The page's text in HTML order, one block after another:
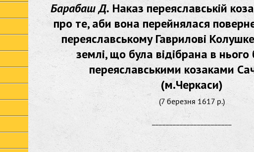
Барабаш Д. Наказ переяславській
про те, аби вона перейнялася
переяславському Гаврилові
землі, що була відібрана в
переяславськими козаками
(м.Черкаси)
(7 березня 1617 р.)
_______________________